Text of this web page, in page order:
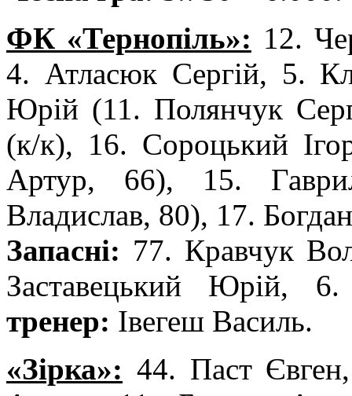
ФК «Тернопіль»: 12.
4. Атласюк Сергій, 5.
Юрій (11. Полянчук
(к/к), 16. Сороцький
Артур, 66), 15.
Владислав, 80), 17.
Запасні: 77. Кравчук
Заставецький Юрій,
тренер: Івегеш Василь.
«Зірка»: 44. Паст